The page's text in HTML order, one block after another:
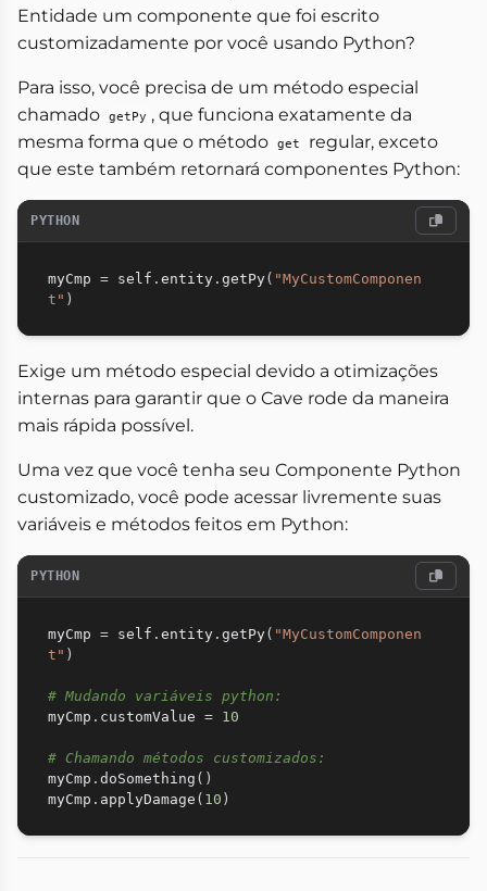
Entidade um componente que foi escrito
customizadamente por você usando Python?
Para isso, você precisa de um método especial
chamado getPy , que funciona exatamente da
mesma forma que o método get
regular, exceto
que este também retornará componentes Python:
PYTHON
myCmp = self . entity . getPy( "MyCustomComponen
t" )
Exige um método especial devido a otimizações
internas para garantir que o Cave rode da maneira
mais rápida possível.
Uma vez que você tenha seu Componente Python
customizado, você pode acessar livremente suas
variáveis e métodos feitos em Python:
PYTHON
myCmp = self . entity . getPy( "MyCustomComponen
t" )
# Mudando variáveis python:
myCmp . customValue = 10
# Chamando métodos customizados:
myCmp . doSomething ( )
myCmp . applyDamage ( 10 )